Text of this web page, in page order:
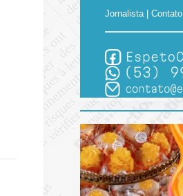
Jornalista | Contato